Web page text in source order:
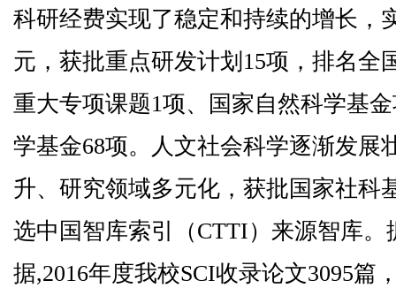
科研经费实现了稳定和持续的增长，
元，获批重点研发计划15项，排名全
重大专项课题1项、国家自然科学基
学基金68项。人文社会科学逐渐发展
升、研究领域多元化，获批国家社科
选中国智库索引（CTTI）来源智库。
据,2016年度我校SCI收录论文3095篇